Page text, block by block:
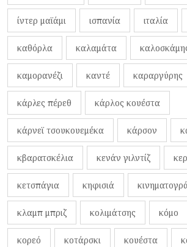
ίντερ μαϊάμι ισπανία ιταλία
καθόρλα καλαμάτα
καμορανέζι καντέ καραργύρης
κάρλες πέρεθ κάρλος κουέστα
κάρνεϊ τσουκουεμέκα κάρσον
κβαρατσκέλια κενάν γιλντίζ
κετσπάγια κηφισιά
κλαμπ μπριζ κολιμάτσης κόμο
κορεό κοτάρσκι κουέστα